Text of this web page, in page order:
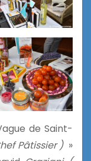
de Saint-
Pâtissier )»